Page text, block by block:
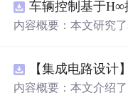
内容概要：本文研究
工况下路径跟踪精度
制与RLQR的复合控
内容概要：本文介绍